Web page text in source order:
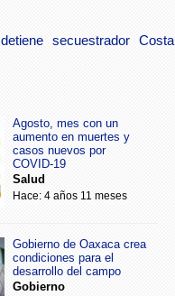
detiene secuestrador Costa
Agosto, mes con un
aumento en muertes y
casos nuevos por
COVID-19
Salud
Hace: 4 años 11 meses
Gobierno de Oaxaca crea
condiciones para el
desarrollo del campo
Gobierno